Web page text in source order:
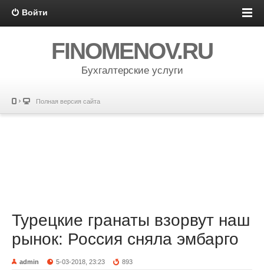
Войти
FINOMENOV.RU
Бухгалтерские услуги
Полная версия сайта
Турецкие гранаты взорвут наш
рынок: Россия сняла эмбарго
admin 5-03-2018, 23:23 893